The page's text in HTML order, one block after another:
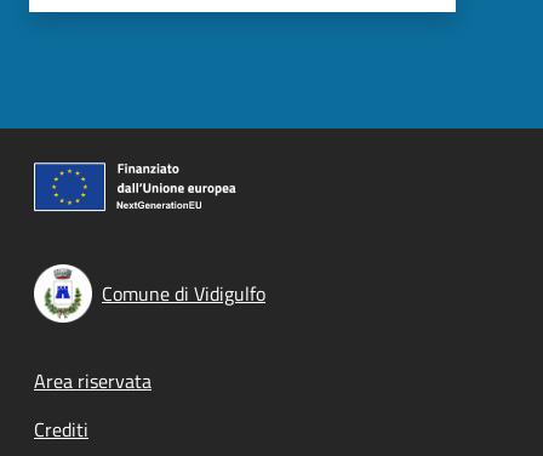
Comune di Vidigulfo
Footer menu
Area riservata
Crediti